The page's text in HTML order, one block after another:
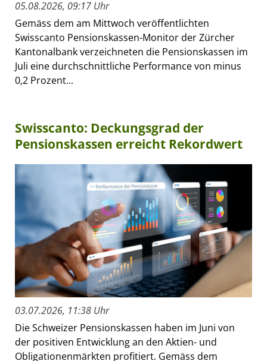
05.08.2026, 09:17 Uhr
Gemäss dem am Mittwoch veröffentlichten
Swisscanto Pensionskassen-Monitor der Zürcher
Kantonalbank verzeichneten die Pensionskassen im
Juli eine durchschnittliche Performance von minus
0,2 Prozent...
Swisscanto: Deckungsgrad der
Pensionskassen erreicht Rekordwert
03.07.2026, 11:38 Uhr
Die Schweizer Pensionskassen haben im Juni von
der positiven Entwicklung an den Aktien- und
Obligationenmärkten profitiert. Gemäss dem